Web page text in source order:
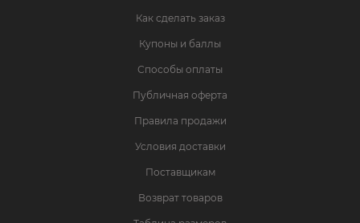
Как сделать заказ
Купоны и баллы
Способы оплаты
Публичная оферта
Правила продажи
Условия доставки
Поставщикам
Возврат товаров